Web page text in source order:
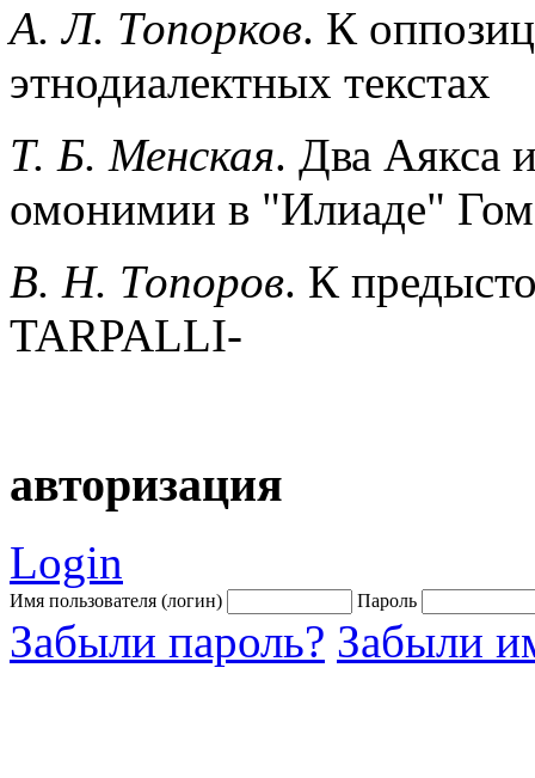
А. Л. Топорков. К
этнодиалектных текстах
Т. Б. Менская. Два Аякса
омонимии в "Илиаде"
В. Н. Топоров. К
TARPALLI-
авторизация
Login
Имя пользователя (логин) Пароль
Забыли пароль? Забыли